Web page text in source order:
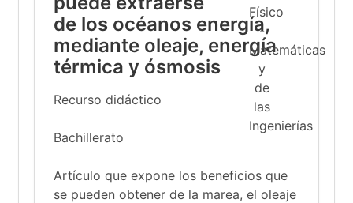
de los océanos energía,
mediante oleaje, energía
térmica y ósmosis
Recurso didáctico
Bachillerato
Artículo que expone los beneficios que
se pueden obtener de la marea, el oleaje